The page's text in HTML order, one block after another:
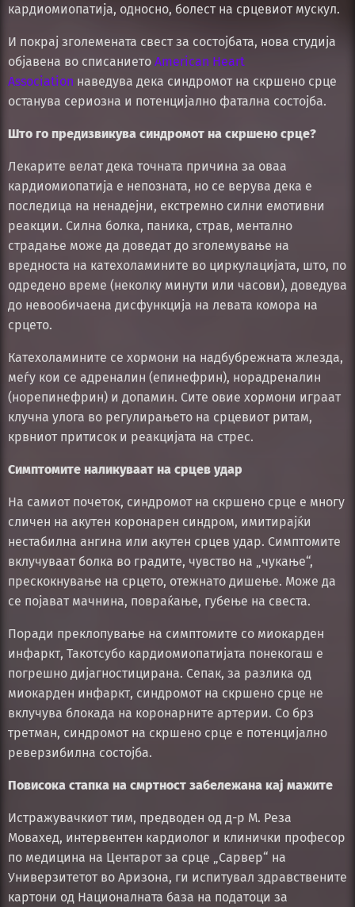
кардиомиопатија, односно, болест на срцевиот мускул.
И покрај зголемената свест за состојбата, нова студија
објавена во списанието American Heart
Association наведува дека синдромот на скршено срце
останува сериозна и потенцијално фатална состојба.
Што го предизвикува синдромот на скршено срце?
Лекарите велат дека точната причина за оваа
кардиомиопатија е непозната, но се верува дека е
последица на ненадејни, екстремно силни емотивни
реакции. Силна болка, паника, страв, ментално
страдање може да доведат до зголемување на
вредноста на катехоламините во циркулацијата, што, по
одредено време (неколку минути или часови), доведува
до невообичаена дисфункција на левата комора на
срцето.
Катехоламините се хормони на надбубрежната жлезда,
меѓу кои се адреналин (епинефрин), норадреналин
(норепинефрин) и допамин. Сите овие хормони играат
клучна улога во регулирањето на срцевиот ритам,
крвниот притисок и реакцијата на стрес.
Симптомите наликуваат на срцев удар
На самиот почеток, синдромот на скршено срце е многу
сличен на акутен коронарен синдром, имитирајќи
нестабилна ангина или акутен срцев удар. Симптомите
вклучуваат болка во градите, чувство на „чукање“,
прескокнување на срцето, отежнато дишење. Може да
се појават мачнина, повраќање, губење на свеста.
Поради преклопување на симптомите со миокарден
инфаркт, Такотсубо кардиомиопатијата понекогаш е
погрешно дијагностицирана. Сепак, за разлика од
миокарден инфаркт, синдромот на скршено срце не
вклучува блокада на коронарните артерии. Со брз
третман, синдромот на скршено срце е потенцијално
реверзибилна состојба.
Повисока стапка на смртност забележана кај мажите
Истражувачкиот тим, предводен од д-р М. Реза
Мовахед, интервентен кардиолог и клинички професор
по медицина на Центарот за срце „Сарвер“ на
Универзитетот во Аризона, ги испитувал здравствените
картони од Националната база на податоци за